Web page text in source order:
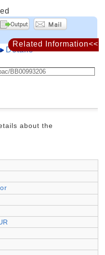
Details
about the
Related Information<<